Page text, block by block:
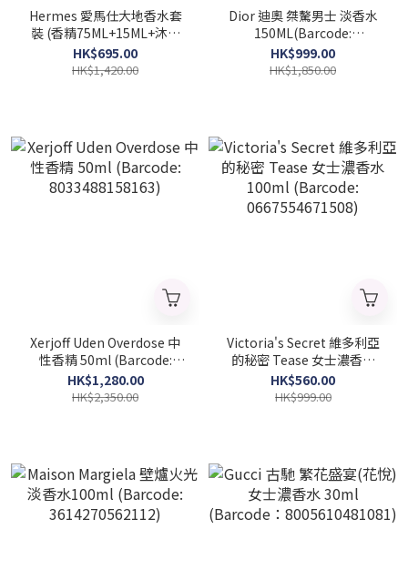
Hermes 愛馬仕大地香水套
裝 (香精75ML+15ML+沐浴
露40ML) (Barcode:
3346130022909)
HK$695.00
HK$1,420.00
Dior 迪奧 桀驁男士 淡香水
150ML(Barcode:
3348901544092)
HK$999.00
HK$1,850.00
Xerjoff Uden Overdose 中
性香精 50ml (Barcode:
8033488158163)
HK$1,280.00
HK$2,350.00
Victoria's Secret 維多利亞
的秘密 Tease 女士濃香水
100ml (Barcode:
0667554671508)
HK$560.00
HK$999.00